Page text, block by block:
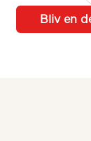
Bliv en